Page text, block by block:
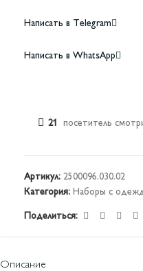
Написать в Telegram
Написать в WhatsApp
21 посетитель
Артикул: 2500096.030.02
Категория: Наборы с
Поделиться:
Описание